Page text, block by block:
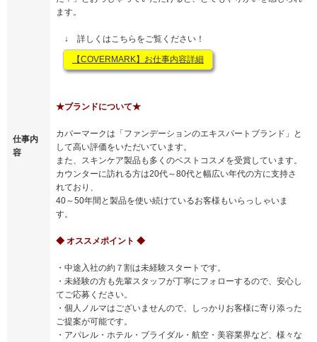
仕事内
容
ます。
↓ 詳しくはこちらをご覧ください！
【COVERMARK】お仕事内容詳細
★ブランドについて★
カバーマークは「ファンデーションのエキスパートブランド」と
して高い評価をいただいています。
また、スキンケア製品も多くのベストコスメを受賞しています。
カウンターに訪れる方は20代～80代と幅広い年代の方に支持さ
れており、
40～50年間と製品を使い続けているお客様もいらっしゃいま
す。
◆ オススメポイント ◆
・中途入社の約７割は未経験スタートです。
・未経験の方も先輩スタッフが丁寧にフォローするので、安心し
てご応募ください。
・個人ノルマはございませんので、しっかりお客様に寄り添った
ご提案が可能です。
・アパレル・ホテル・ブライダル・航空・美容業界など、様々な